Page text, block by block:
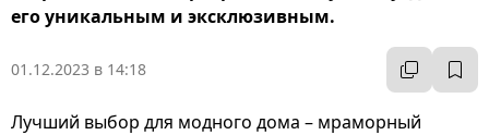
его уникальным и эксклюзивным.
01.12.2023 в 14:18
Лучший выбор для модного дома – мраморный